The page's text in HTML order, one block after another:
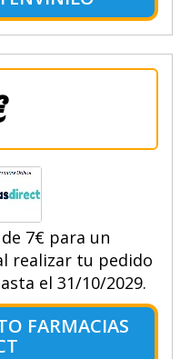
7€ para un
realizar tu pedido
el 31/10/2029.
FARMACIAS